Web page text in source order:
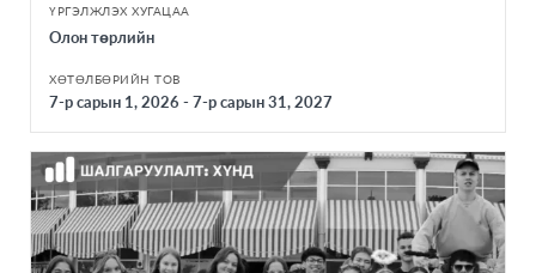
ҮРГЭЛЖЛЭХ ХУГАЦАА
Олон төрлийн
ХӨТӨЛБӨРИЙН ТОВ
7-р сарын 1, 2026 - 7-р сарын 31, 2027